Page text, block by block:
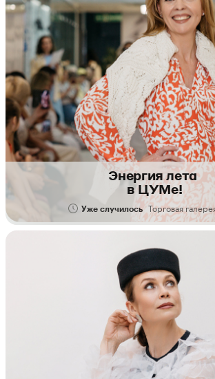
Энергия лета
в ЦУМе!
Уже случилось Торговая